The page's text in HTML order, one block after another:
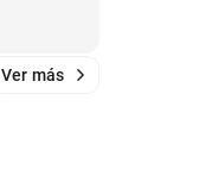
Ver más